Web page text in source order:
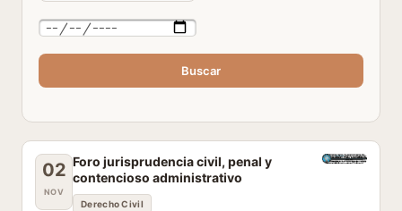
Buscar
02
NOV
Foro jurisprudencia civil, penal y
contencioso administrativo
Derecho Civil